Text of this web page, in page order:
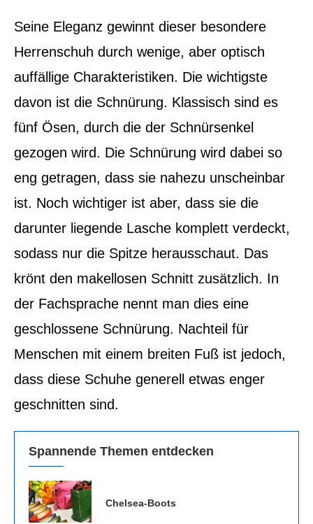
Seine Eleganz gewinnt dieser besondere
Herrenschuh durch wenige, aber optisch
auffällige Charakteristiken. Die wichtigste
davon ist die Schnürung. Klassisch sind es
fünf Ösen, durch die der Schnürsenkel
gezogen wird. Die Schnürung wird dabei so
eng getragen, dass sie nahezu unscheinbar
ist. Noch wichtiger ist aber, dass sie die
darunter liegende Lasche komplett verdeckt,
sodass nur die Spitze herausschaut. Das
krönt den makellosen Schnitt zusätzlich. In
der Fachsprache nennt man dies eine
geschlossene Schnürung. Nachteil für
Menschen mit einem breiten Fuß ist jedoch,
dass diese Schuhe generell etwas enger
geschnitten sind.
Spannende Themen entdecken
Chelsea-Boots